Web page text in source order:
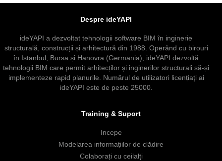
Despre ideYAPI
ideYAPI a dezvoltat tehnologii software BIM în inginerie
structurală, construcții și arhitectură din 1988. Operând cu birouri
în Istanbul, Bursa și Hanovra (Germania), ideYAPI dezvoltă
tehnologii BIM care permit arhitecților și inginerilor structurali să-și
implementeze rapid planurile. Numărul de utilizatori licențiați ai
ideYAPI este de peste 25000.
Training & Suport
Incepe
Modelarea informațiilor de clădire
Colaborați cu ceilalți